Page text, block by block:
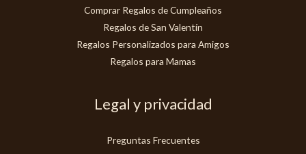
Comprar Regalos de Cumpleaños
Regalos de San Valentín
Regalos Personalizados para Amigos
Regalos para Mamas
Legal y privacidad
Preguntas Frecuentes